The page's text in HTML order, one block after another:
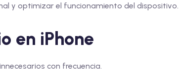
y optimizar el funcionamiento del dispositivo.
en iPhone
con frecuencia.